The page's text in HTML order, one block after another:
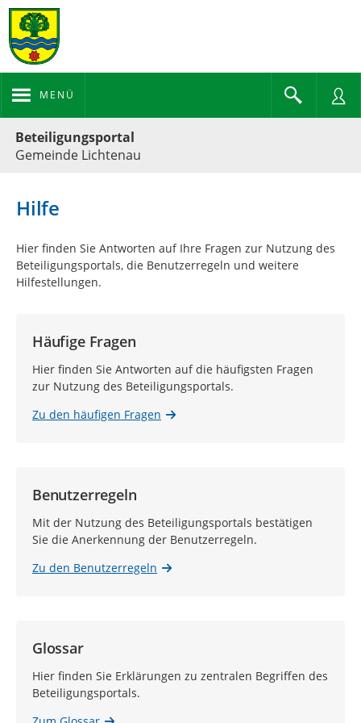
MENÜ
Beteiligungsportal
Gemeinde Lichtenau
Hilfe
Hier finden Sie Antworten auf Ihre Fragen zur Nutzung des
Beteiligungsportals, die Benutzerregeln und weitere
Hilfestellungen.
Häufige Fragen
Hier finden Sie Antworten auf die häufigsten Fragen
zur Nutzung des Beteiligungsportals.
Zu den häufigen Fragen
Benutzerregeln
Mit der Nutzung des Beteiligungsportals bestätigen
Sie die Anerkennung der Benutzerregeln.
Zu den Benutzerregeln
Glossar
Hier finden Sie Erklärungen zu zentralen Begriffen des
Beteiligungsportals.